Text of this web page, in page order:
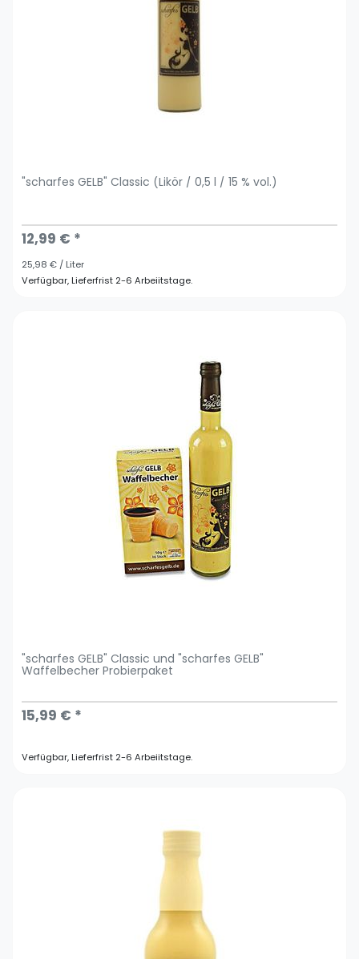
"scharfes GELB" Classic (Likör / 0,5 l / 15 % vol.)
12,99 € *
25,98 € / Liter
Verfügbar, Lieferfrist 2-6 Arbeiitstage.
"scharfes GELB" Classic und "scharfes GELB"
Waffelbecher Probierpaket
15,99 € *
Verfügbar, Lieferfrist 2-6 Arbeiitstage.